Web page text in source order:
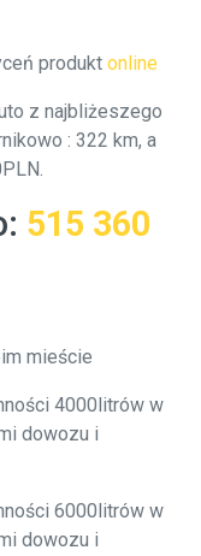
produkt online
z najbliżeszego
: 322 km, a
: 515 360
mieście
4000litrów w
dowozu i
6000litrów w
dowozu i